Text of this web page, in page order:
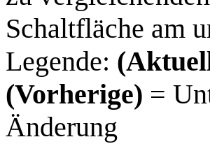
Schaltfläche am
Legende:
(Vorherige) =
Änderung